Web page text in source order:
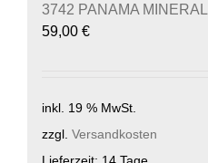
3742 PANAMA MINERAL
59,00 €
inkl. 19 % MwSt.
zzgl. Versandkosten